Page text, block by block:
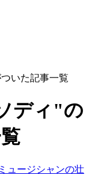
いた記事一覧
ディ"の
ュージシャンの壮